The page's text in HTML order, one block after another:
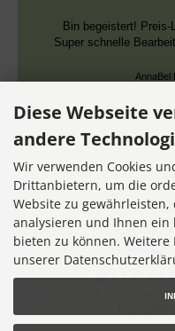
Schnelle
die aber dieselben
Datum der
7,355
Diese Webseite
andere
Wir verwenden Cookies
Drittanbietern, um die
Website zu
analysieren und Ihnen ein
bieten zu können.
unserer